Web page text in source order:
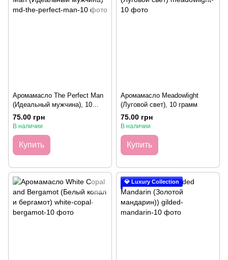
Аромамасло The Perfect Man
(Идеальный мужчина), 10
грамм
75.00 грн
В наличии
Купить
Аромамасло Meadowlight
(Луговой свет), 10 грамм
75.00 грн
В наличии
Купить
💎 Luxury Collection